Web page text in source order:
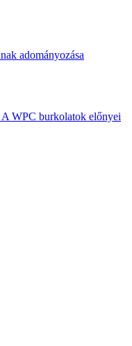
adományozása
WPC burkolatok előnyei